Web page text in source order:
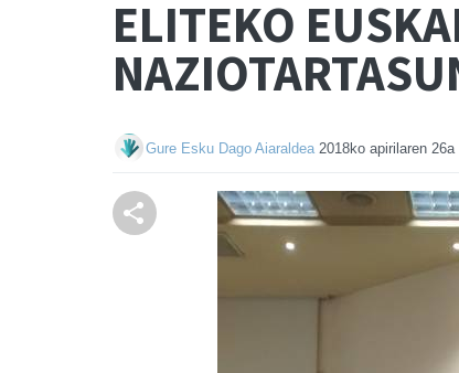
ELITEKO
Gure Esku Dago Aiaraldea 2018ko apirilaren 26a